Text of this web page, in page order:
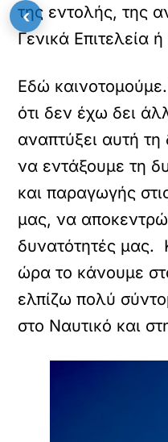
της εντολής, της
Γενικά Επιτελεία
Εδώ
ότι δεν έχω δει
αναπτύξει αυτή
να εντάξουμε τη
και παραγωγής
μας, να
δυνατότητές μας.
ώρα το κάνουμε
ελπίζω πολύ
στο Ναυτικό και
‹